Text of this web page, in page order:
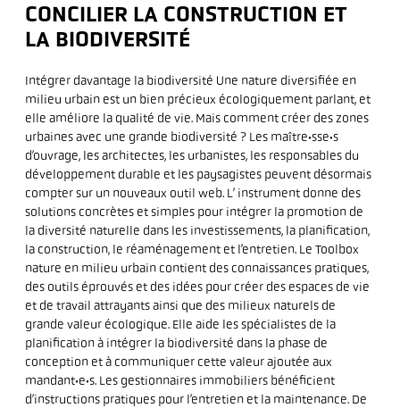
CONCILIER LA CONSTRUCTION ET
LA BIODIVERSITÉ
Intégrer davantage la biodiversité Une nature diversifiée en
milieu urbain est un bien précieux écologiquement parlant, et
elle améliore la qualité de vie. Mais comment créer des zones
urbaines avec une grande biodiversité ? Les maître·sse·s
d’ouvrage, les architectes, les urbanistes, les responsables du
développement durable et les paysagistes peuvent désormais
compter sur un nouveaux outil web. L’ instrument donne des
solutions concrètes et simples pour intégrer la promotion de
la diversité naturelle dans les investissements, la planification,
la construction, le réaménagement et l’entretien. Le Toolbox
nature en milieu urbain contient des connaissances pratiques,
des outils éprouvés et des idées pour créer des espaces de vie
et de travail attrayants ainsi que des milieux naturels de
grande valeur écologique. Elle aide les spécialistes de la
planification à intégrer la biodiversité dans la phase de
conception et à communiquer cette valeur ajoutée aux
mandant·e·s. Les gestionnaires immobiliers bénéficient
d’instructions pratiques pour l’entretien et la maintenance. De